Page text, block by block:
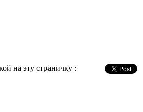
на эту страничку :